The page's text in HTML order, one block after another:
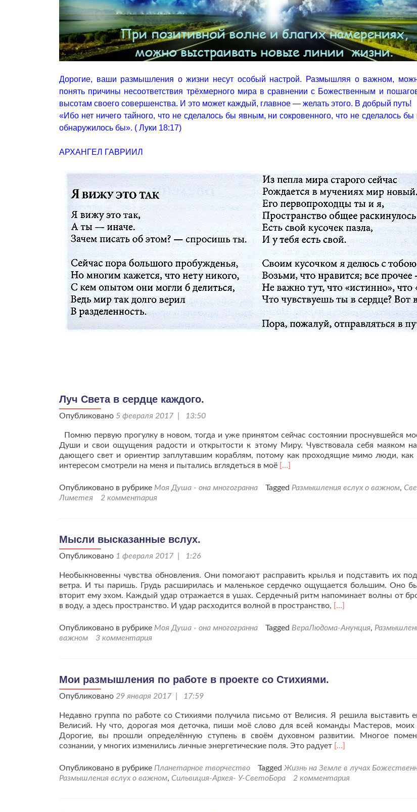
Дорогие, ваши размышления о жизни несут особый настрой. Размышляя о важном,
понять причины несоответствия трёхмерного мира в сравнении с Божественным и
высотам своего совершенства. И это может каждый, главное — желать этого. В добрый путь!
«Ибо нет ничего тайного, что не сделалось бы явным, ни сокровенного, что не сделалось
обнаружилось бы». ( Луки 18:17)
АРХАНГЕЛ ГАВРИИЛ
Луч Света в сердце каждого.
Опубликовано 5 февраля 2017 | 13:50
Помню первую прогулку в новом, тогда и уже принятом сейчас состоянии проснувшейся
Души и свои ощущения радости и открытости к этому Миру. Чувствовала себя маяком на
дающего свет и ориентир заплутавшим кораблям, потому как проходящие мимо люди, как
интересом смотрели на меня и пытались вглядеться в моё Читать
проЛуч
[…]
Опубликовано в рубрике Моя Душа - она многогранна Tagged Размышления вслух о важном,
Лиметея
2 комментария
Мысли высказанные вслух.
Опубликовано 1 февраля 2017 | 1:26
Необыкновенны чувства обновления. Они помогают расправить крылья и подставить их
ветра. И ты паришь. Грудь расширилась и маленькое сердечко ощущается большим. Оно
вторит ему эхом. Каждый удар отражается в ушах. Сердечный ритм напоминает волны от
в воду, а здесь пространство. И удар расходится волной в пространство, Читать
проМысли
[…]
Опубликовано в рубрике Моя Душа - она многогранна Tagged ВераЛюдома-Анунция,
важном
3 комментария
Мои размышления по работе в проекте со Стихиями.
Опубликовано 29 января 2017 | 17:59
Недавно группа по работе со Стихиями получила письмо от Велисия. Я решила выставить
Велисий. Ну что, дорогая моя деточка, пиши моё слово для всей команды Мастеров, моих
Дорогие, вы прошли определённую ступень в своём духовном развитии. Многое
сознании, у многих изменились личные энергетические поля. Это радует Читать
проМои
размышления
[…]
Опубликовано в рубрике Планетарное творчество Tagged Жизнь на Земле в лучах
Размышления вслух о важном, Сильвиция-Архея- У-СветоБора 2 комментария